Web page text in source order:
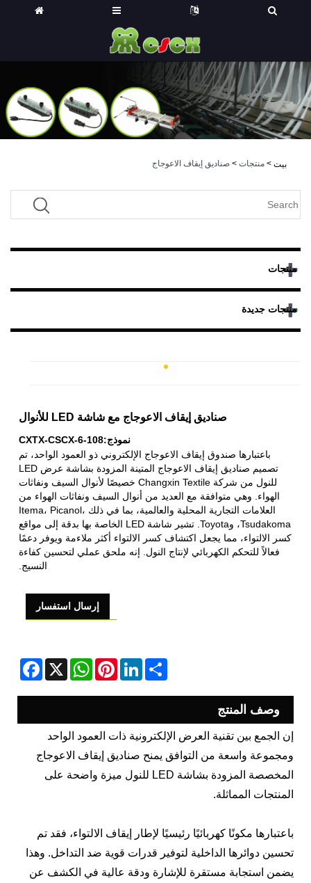
بيت > منتجات > صناديق إيقاف الاعوجاج
منتجات
منتجات جديدة
صناديق إيقاف الاعوجاج مع شاشة LED للأنوال
نموذج:CXTX-CSCX-6-108
باعتبارها صندوق إيقاف الاعوجاج الإلكتروني ذو العمود الواحد، تم
تصميم صناديق إيقاف الاعوجاج المتينة المزودة بشاشة عرض LED
للنول من شركة Changxin Textile خصيصًا لأنوال السيف ونفاثات
الهواء. وهي متوافقة مع العديد من أنوال السيف ونفاثات الهواء من
العلامات التجارية المحلية والعالمية، بما في ذلك Itema، Picanol،
Tsudakoma، وToyota. تشير شاشة LED الخاصة بها بدقة إلى مواقع
كسر الالتواء، مما يجعل اكتشاف كسر الالتواء أكثر ملاءمة ويوفر دعمًا
فعالاً للتحكم الكهربائي لإنتاج النول. إنه ملحق عملي لتحسين كفاءة
النسيج.
إرسال استفسار
X
WhatsAppPinterestLinkedInShare
وصف المنتج
إن الجمع بين تقنية العرض الإلكترونية ذات العمود الواحد
ومجموعة واسعة من التوافق يمنح صناديق إيقاف الاعوجاج
المخصصة المزودة بشاشة LED للنول ميزة واضحة على
المنتجات المماثلة.
باعتبارها مكونًا كهربائيًا رئيسيًا لإطار إيقاف الالتواء، فقد تم
تحسين دوائرها الداخلية لتوفير قدرات قوية ضد التداخل. وهذا
يضمن استجابة مستقرة للإشارة ودقة عالية في الكشف عن